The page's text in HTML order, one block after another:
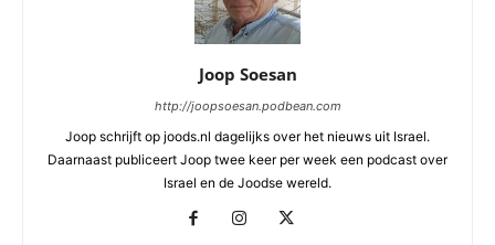
Joop Soesan
http://joopsoesan.podbean.com
Joop schrijft op joods.nl dagelijks over het nieuws uit Israel.
Daarnaast publiceert Joop twee keer per week een podcast over
Israel en de Joodse wereld.